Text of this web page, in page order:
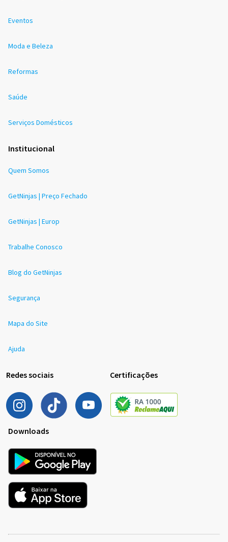
Eventos
Moda e Beleza
Reformas
Saúde
Serviços Domésticos
Institucional
Quem Somos
GetNinjas | Preço Fechado
GetNinjas | Europ
Trabalhe Conosco
Blog do GetNinjas
Segurança
Mapa do Site
Ajuda
Redes sociais Certificações
Downloads